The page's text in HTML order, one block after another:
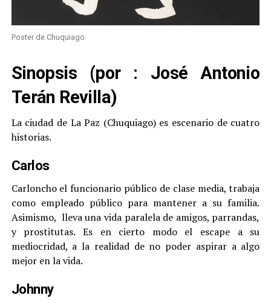
Poster de Chuquiago
Sinopsis (por : José Antonio
Terán Revilla)
La ciudad de La Paz (Chuquiago) es escenario de cuatro
historias.
Carlos
Carloncho el funcionario público de clase media, trabaja
como empleado público para mantener a su familia.
Asimismo, lleva una vida paralela de amigos, parrandas,
y prostitutas. Es en cierto modo el escape a su
mediocridad, a la realidad de no poder aspirar a algo
mejor en la vida.
Johnny